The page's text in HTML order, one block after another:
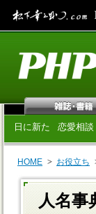
日に新た 恋愛相談
HOME お役立ち
人名事